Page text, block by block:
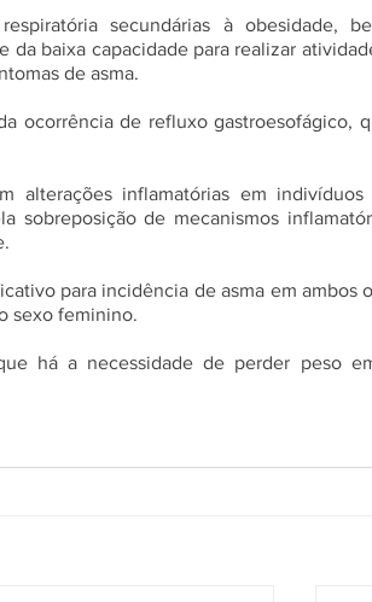
secundárias à obesidade,
baixa capacidade para realizar
de asma.
ocorrência de refluxo gastroesofágico,
alterações inflamatórias em
sobreposição de mecanismos
para incidência de asma em ambos
sexo feminino.
há a necessidade de perder peso